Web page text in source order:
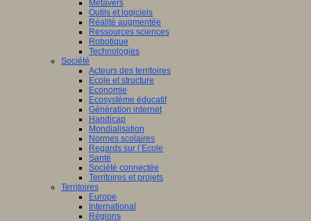
Métavers
Outils et logiciels
Réalité augmentée
Ressources sciences
Robotique
Technologies
Société
Acteurs des territoires
Ecole et structure
Economie
Ecosystème éducatif
Génération internet
Handicap
Mondialisation
Normes scolaires
Regards sur l’Ecole
Santé
Société connectée
Territoires et projets
Territoires
Europe
International
Régions